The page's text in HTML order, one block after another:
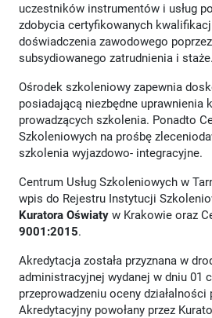
uczestników instrumentów i usług
zdobycia certyfikowanych
doświadczenia zawodowego
subsydiowanego zatrudnienia i staże.
Ośrodek szkoleniowy zapewnia
posiadającą niezbędne uprawnienia
prowadzących szkolenia. Ponadto
Szkoleniowych na prośbę
szkolenia wyjazdowo- integracyjne.
Centrum Usług Szkoleniowych w
wpis do Rejestru Instytucji
Kuratora Oświaty w Krakowie oraz
9001:2015.
Akredytacja została przyznana w
administracyjnej wydanej w dniu 01
przeprowadzeniu oceny działalności
Akredytacyjny powołany przez